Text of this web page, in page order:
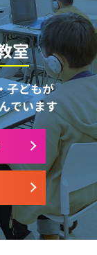
室
子どもが
でいます